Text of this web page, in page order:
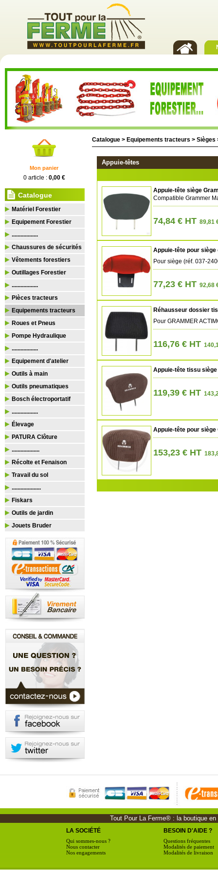
Mon panier
0 article : 0,00 €
Catalogue
Matériel Forestier
Equipement Forestier
..................
Chaussures de sécurités
Vêtements forestiers
Outillages Forestier
..................
Pièces tracteurs
Equipements tracteurs
Roues et Pneus
Pompe Hydraulique
..................
Equipement d'atelier
Outils à main
Outils pneumatiques
Bosch électroportatif
..................
Élevage
PATURA Clôture
...................
Récolte et Fenaison
Travail du sol
....................
Fiskars
Outils de jardin
Jouets Bruder
Catalogue > Equipements tracteurs > Sièges
Appuie-têtes
Appuie-tête siège
Compatible Grammer
74,84 € HT 89,81
Appuie-tête pour siège
Pour siège (réf. 037-
77,23 € HT 92,68
Réhausseur dossier
Pour GRAMMER
116,76 € HT
Appuie-tête tissu
119,39 € HT
Appuie-tête pour
153,23 € HT
Tout Pour La Ferme® : la boutique
LA SOCIÉTÉ
Qui sommes-nous ?
Nous contacter
Nos engagements
BESOIN D'AIDE ?
Questions fréquentes
Modalités de paiement
Modalités de livraison